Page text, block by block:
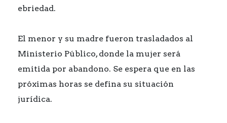
ebriedad.
El menor y su madre fueron trasladados al
Ministerio Público, donde la mujer será
emitida por abandono. Se espera que en las
próximas horas se defina su situación
jurídica.